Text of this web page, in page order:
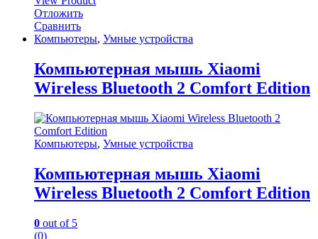
Отложить
Сравнить
Компьютеры, Умные устройства
Компьютерная мышь Xiaomi
Wireless Bluetooth 2 Comfort Edition
Компьютеры, Умные устройства
Компьютерная мышь Xiaomi
Wireless Bluetooth 2 Comfort Edition
0 out of 5
(0)